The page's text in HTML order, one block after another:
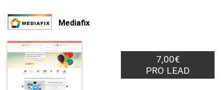
Mediafix
7,00€
PRO LEAD